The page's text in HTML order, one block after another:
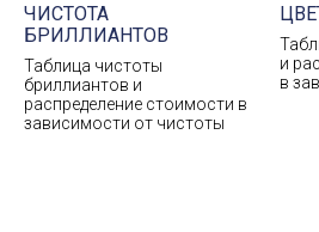
ЧИСТОТА
БРИЛЛИАНТОВ
Таблица чистоты
бриллиантов и
распределение стоимости в
зависимости от чистоты
и
в